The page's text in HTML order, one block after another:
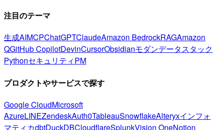
注目のテーマ
生成AIMCPChatGPTClaudeAmazon BedrockRAGAmazon
QGitHub CopilotDevinCursorObsidianモダンデータスタック
PythonセキュリティPM
プロダクトやサービスで探す
Google CloudMicrosoft
AzureLINEZendeskAuth0TableauSnowflakeAlteryxインフォ
マティカdbtDuckDBCloudflareSplunkVision OneNotion